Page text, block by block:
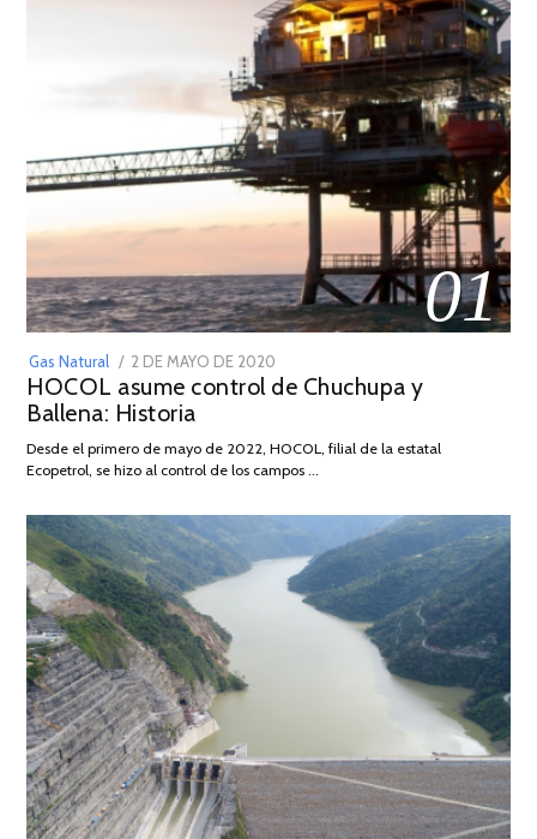
01
Gas Natural
POSTED
ON
2 DE MAYO DE 2020
DE
2026
HOCOL asume control de Chuchupa y
Ballena: Historia
Desde el primero de mayo de 2022, HOCOL, filial de la estatal
Ecopetrol, se hizo al control de los campos …